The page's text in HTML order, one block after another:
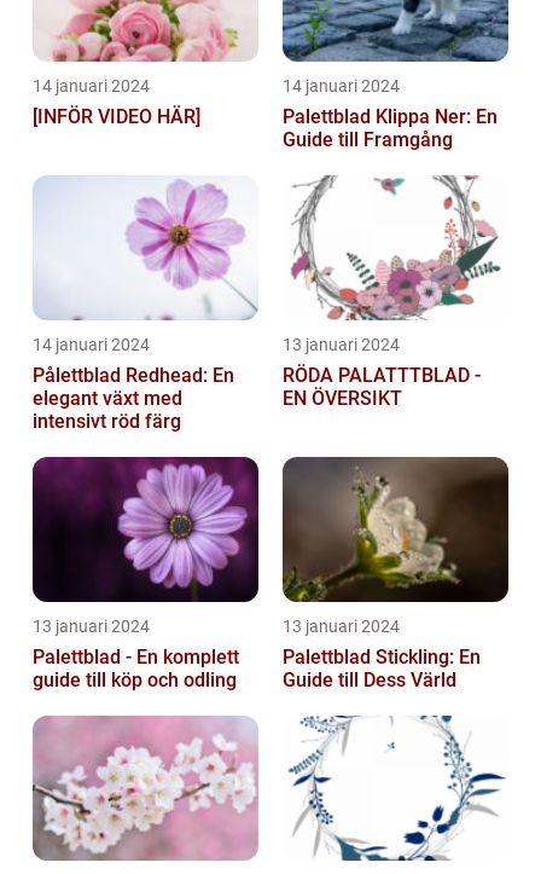
14 januari 2024
[INFÖR VIDEO HÄR]
14 januari 2024
Palettblad Klippa Ner: En
Guide till Framgång
14 januari 2024
Pålettblad Redhead: En
elegant växt med
intensivt röd färg
13 januari 2024
RÖDA PALATTTBLAD -
EN ÖVERSIKT
13 januari 2024
Palettblad - En komplett
guide till köp och odling
13 januari 2024
Palettblad Stickling: En
Guide till Dess Värld